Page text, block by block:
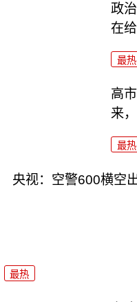
政
在
最热
高
来
最热
央视：空警600横空
最热